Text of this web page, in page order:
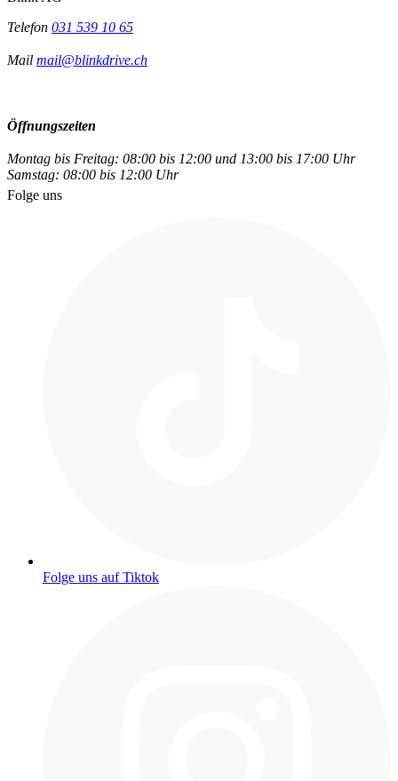
Telefon 031 539 10 65
Mail mail@blinkdrive.ch
Öffnungszeiten
Montag bis Freitag: 08:00 bis 12:00 und 13:00 bis 17:00 Uhr
Samstag: 08:00 bis 12:00 Uhr
Folge uns
Folge uns auf Tiktok